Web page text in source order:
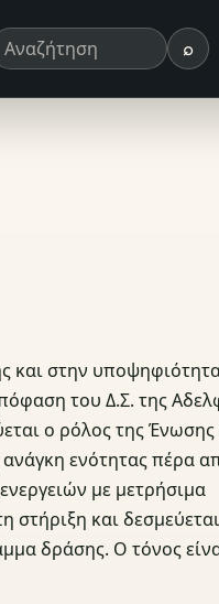
αναζήτησης ⌕
και στην
του Δ.Σ. της
ο ρόλος της Ένωσης
ενότητας πέρα
με μετρήσιμα
στήριξη και
δράσης. Ο τόνος